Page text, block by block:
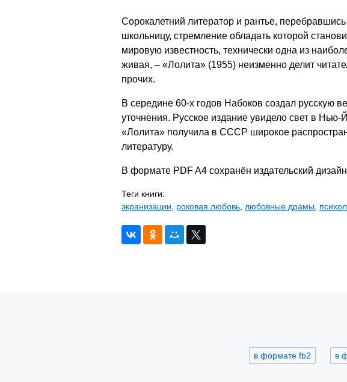
Сорокалетний литератор и рантье,
школьницу, стремление обладать которой
мировую известность, технически одна из
живая, – «Лолита» (1955) неизменно делит
прочих.
В середине 60-х годов Набоков создал русскую
уточнения. Русское издание увидело свет в
«Лолита» получила в СССР широкое
литературу.
В формате PDF A4 сохранён издательский
Теги книги:
экранизации
роковая любовь любовные драмы
в формате fb2 в